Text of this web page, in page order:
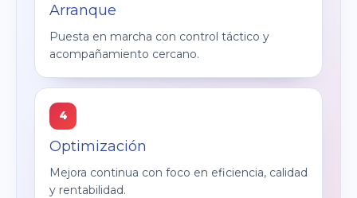
Arranque
Puesta en marcha con control táctico y
acompañamiento cercano.
4
Optimización
Mejora continua con foco en eficiencia, calidad
y rentabilidad.